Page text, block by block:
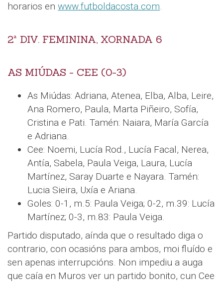
horarios en www.futboldacosta.com.
2ª DIV. FEMININA, XORNADA 6
AS MIÚDAS - CEE (0-3)
As Miúdas: Adriana, Atenea, Elba, Alba, Leire,
Ana Romero, Paula, Marta Piñeiro, Sofía,
Cristina e Pati. Tamén: Naiara, María García
e Adriana.
Cee: Noemi, Lucía Rod., Lucía Facal, Nerea,
Antía, Sabela, Paula Veiga, Laura, Lucía
Martínez, Saray Duarte e Nayara. Tamén:
Lucia Sieira, Uxía e Ariana.
Goles: 0-1, m.5: Paula Veiga; 0-2, m.39: Lucía
Martínez; 0-3, m.83: Paula Veiga.
Partido disputado, aínda que o resultado diga o
contrario, con ocasións para ambos, moi fluído e
sen apenas interrupcións. Non impediu a auga
que caía en Muros ver un partido bonito, cun Cee